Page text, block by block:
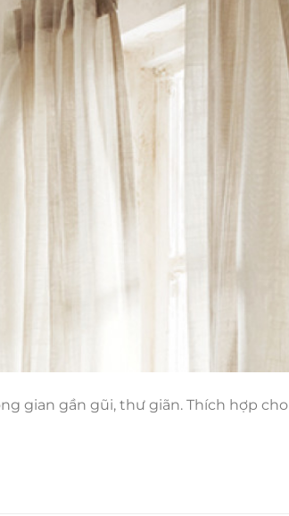
gian gần gũi, thư giãn. Thích hợp cho